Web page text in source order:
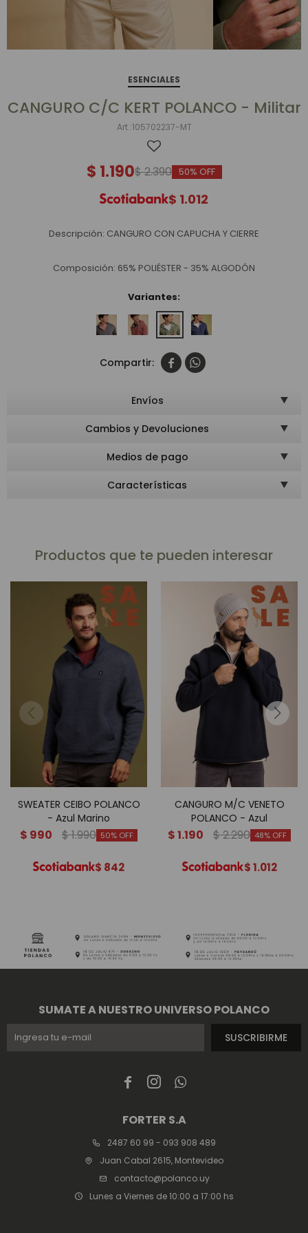
ESENCIALES
CANGURO C/C KERT POLANCO - Militar
105702237-MT
$ 1.190$2.390 50
$ 1.012
Descripción: CANGURO CON CAPUCHA Y CIERRE
Composición: 65% POLIÉSTER - 35% ALGODÓN
Variantes:
 
Envíos
Cambios y Devoluciones
Medios de pago
Características
Productos que te pueden interesar
SWEATER CEIBO POLANCO
- Azul Marino
$ 990 $1.990 50
$ 842
CANGURO M/C VENETO
POLANCO - Azul
$1.190 $2.290 48
$1.012
  
FORTER S.A
2487 60 99 - 093 908 489
Juan Cabal 2615, Montevideo
contacto@polanco.uy
Lunes a Viernes de 10:00 a 17:00 hs
SUMATE A NUESTRO UNIVERSO POLANCO
SUSCRIBIRME